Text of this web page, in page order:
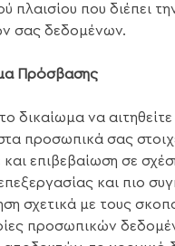
πλαισίου που διέπει
σας δεδομένων.
Πρόσβασης
δικαίωμα να
προσωπικά σας
και επιβεβαίωση σε
και πιο
σχετικά με τους
προσωπικών